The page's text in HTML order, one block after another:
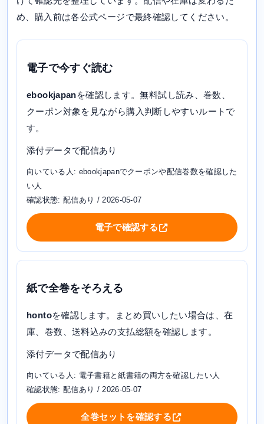
め、購入前は各公式ページで最終確認してください。
電子で今すぐ読む
ebookjapanを確認します。無料試し読み、巻数、
クーポン対象を見ながら購入判断しやすいルートで
す。
添付データで配信あり
向いている人: ebookjapanでクーポンや配信巻数を確認した
い人
確認状態: 配信あり / 2026-05-07
電子で確認する
紙で全巻をそろえる
hontoを確認します。まとめ買いしたい場合は、在
庫、巻数、送料込みの支払総額を確認します。
添付データで配信あり
向いている人: 電子書籍と紙書籍の両方を確認したい人
確認状態: 配信あり / 2026-05-07
全巻セットを確認する